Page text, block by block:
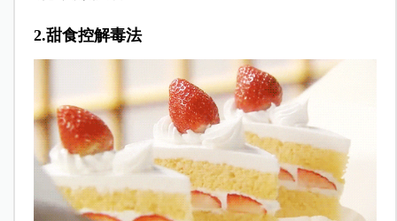
2.甜食控解毒法